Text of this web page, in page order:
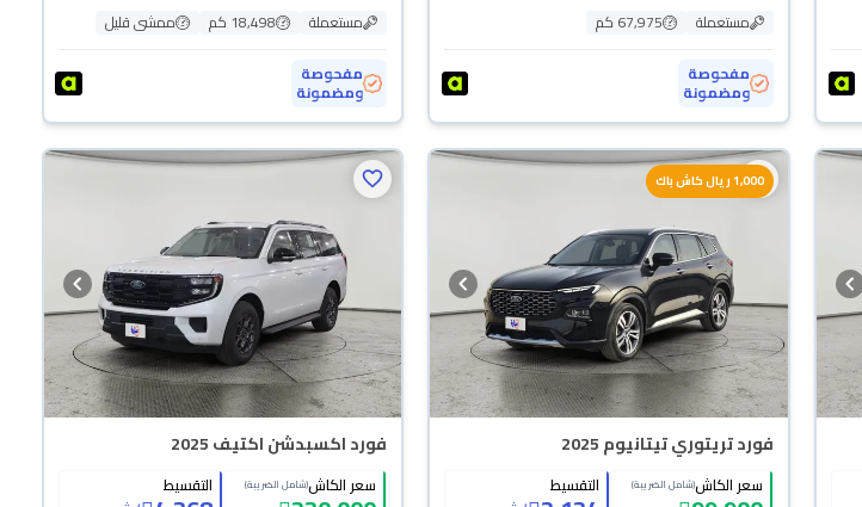
مستعملة
67,975 كم
مفحوصة
ومضمونة
مستعملة 18,498 كم
ممشى قليل
مفحوصة
ومضمونة
1,000 ريال كاش باك
فورد تريتوري تيتانيوم 2025
سعر الكاش(شامل الضريبة) التقسيط
فورد اكسبدشن اكتيف 2025
سعر الكاش(شامل الضريبة) التقسيط